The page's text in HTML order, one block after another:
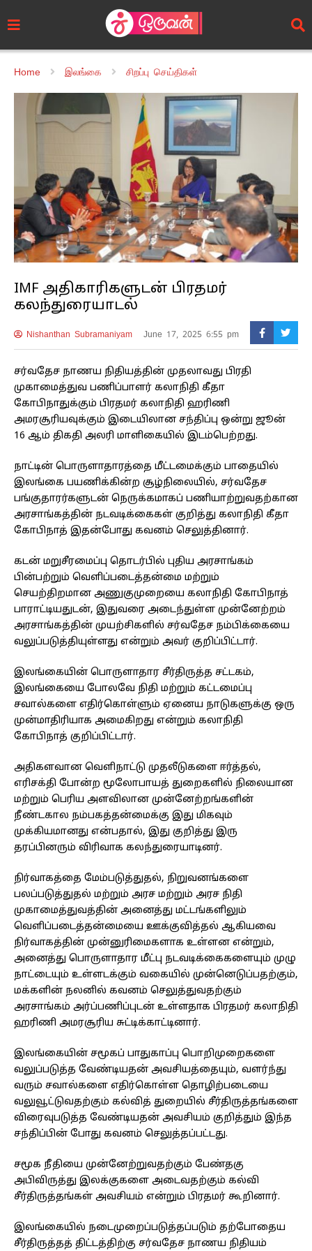
Home இலங்கை சிறப்பு செய்திகள்
IMF அதிகாரிகளுடன் பிரதமர்
கலந்துரையாடல்
Nishanthan Subramaniyam June 17, 2025 6:55 pm
சர்வதேச நாணய நிதியத்தின் முதலாவது பிரதி
முகாமைத்துவ பணிப்பாளர் கலாநிதி கீதா
கோபிநாதுக்கும் பிரதமர் கலாநிதி ஹரிணி
அமரசூரியவுக்கும் இடையிலான சந்திப்பு ஒன்று ஜூன்
16 ஆம் திகதி அலரி மாளிகையில் இடம்பெற்றது.
நாட்டின் பொருளாதாரத்தை மீட்டமைக்கும் பாதையில்
இலங்கை பயணிக்கின்ற சூழ்நிலையில், சர்வதேச
பங்குதாரர்களுடன் நெருக்கமாகப் பணியாற்றுவதற்கான
அரசாங்கத்தின் நடவடிக்கைகள் குறித்து கலாநிதி கீதா
கோபிநாத் இதன்போது கவனம் செலுத்தினார்.
கடன் மறுசீரமைப்பு தொடர்பில் புதிய அரசாங்கம்
பின்பற்றும் வெளிப்படைத்தன்மை மற்றும்
செயற்திறமான அணுகுமுறையை கலாநிதி கோபிநாத்
பாராட்டியதுடன், இதுவரை அடைந்துள்ள முன்னேற்றம்
அரசாங்கத்தின் முயற்சிகளில் சர்வதேச நம்பிக்கையை
வலுப்படுத்தியுள்ளது என்றும் அவர் குறிப்பிட்டார்.
இலங்கையின் பொருளாதார சீர்திருத்த சட்டகம்,
இலங்கையை போலவே நிதி மற்றும் கட்டமைப்பு
சவால்களை எதிர்கொள்ளும் ஏனைய நாடுகளுக்கு ஒரு
முன்மாதிரியாக அமைகிறது என்றும் கலாநிதி
கோபிநாத் குறிப்பிட்டார்.
அதிகளவான வெளிநாட்டு முதலீடுகளை ஈர்த்தல்,
எரிசக்தி போன்ற மூலோபாயத் துறைகளில் நிலையான
மற்றும் பெரிய அளவிலான முன்னேற்றங்களின்
நீண்டகால நம்பகத்தன்மைக்கு இது மிகவும்
முக்கியமானது என்பதால், இது குறித்து இரு
தரப்பினரும் விரிவாக கலந்துரையாடினர்.
நிர்வாகத்தை மேம்படுத்துதல், நிறுவனங்களை
பலப்படுத்துதல் மற்றும் அரச மற்றும் அரச நிதி
முகாமைத்துவத்தின் அனைத்து மட்டங்களிலும்
வெளிப்படைத்தன்மையை ஊக்குவித்தல் ஆகியவை
நிர்வாகத்தின் முன்னுரிமைகளாக உள்ளன என்றும்,
அனைத்து பொருளாதார மீட்பு நடவடிக்கைகளையும் முழு
நாட்டையும் உள்ளடக்கும் வகையில் முன்னெடுப்பதற்கும்,
மக்களின் நலனில் கவனம் செலுத்துவதற்கும்
அரசாங்கம் அர்ப்பணிப்புடன் உள்ளதாக பிரதமர் கலாநிதி
ஹரிணி அமரசூரிய சுட்டிக்காட்டினார்.
இலங்கையின் சமூகப் பாதுகாப்பு பொறிமுறைகளை
வலுப்படுத்த வேண்டியதன் அவசியத்தையும், வளர்ந்து
வரும் சவால்களை எதிர்கொள்ள தொழிற்படையை
வலுவூட்டுவதற்கும் கல்வித் துறையில் சீர்திருத்தங்களை
விரைவுபடுத்த வேண்டியதன் அவசியம் குறித்தும் இந்த
சந்திப்பின் போது கவனம் செலுத்தப்பட்டது.
சமூக நீதியை முன்னேற்றுவதற்கும் பேண்தகு
அபிவிருத்து இலக்குகளை அடைவதற்கும் கல்வி
சீர்திருத்தங்கள் அவசியம் என்றும் பிரதமர் கூறினார்.
இலங்கையில் நடைமுறைப்படுத்தப்படும் தற்போதைய
சீர்திருத்தத் திட்டத்திற்கு சர்வதேச நாணய நிதியம்